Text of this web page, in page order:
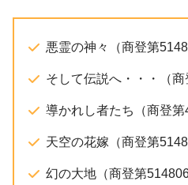
悪霊の神々（商登第
そして伝説へ・・・（商
導かれし者たち（商登第
天空の花嫁（商登第
幻の大地（商登第